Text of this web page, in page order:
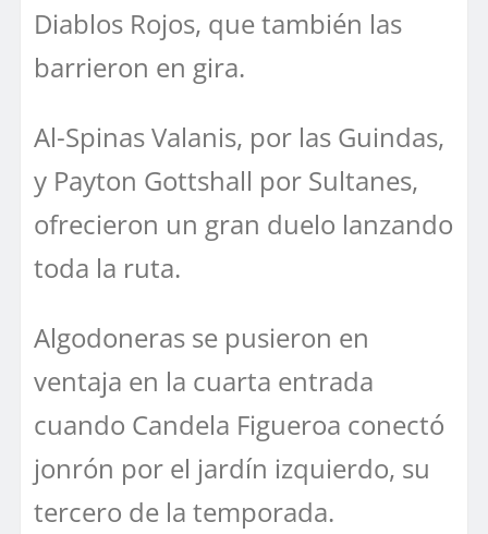
Diablos Rojos, que también las
barrieron en gira.
Al-Spinas Valanis, por las Guindas,
y Payton Gottshall por Sultanes,
ofrecieron un gran duelo lanzando
toda la ruta.
Algodoneras se pusieron en
ventaja en la cuarta entrada
cuando Candela Figueroa conectó
jonrón por el jardín izquierdo, su
tercero de la temporada.